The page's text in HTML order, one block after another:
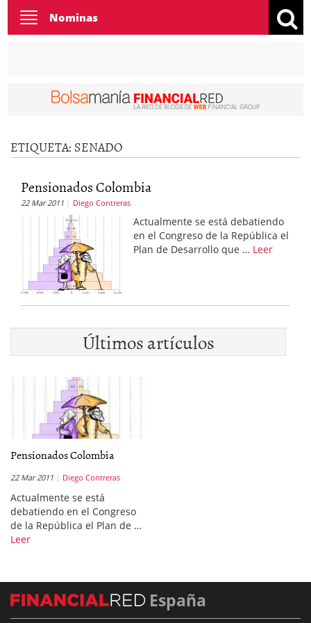
Toggle
navigation
Nominas
ETIQUETA: SENADO
Pensionados Colombia
22 Mar 2011 Diego Contreras
Actualmente se está debatiendo
en el Congreso de la República el
Plan de Desarrollo que … Leer
Últimos artículos
Pensionados Colombia
22 Mar 2011 Diego Contreras
Actualmente se está
debatiendo en el Congreso
de la República el Plan de …
Leer
España